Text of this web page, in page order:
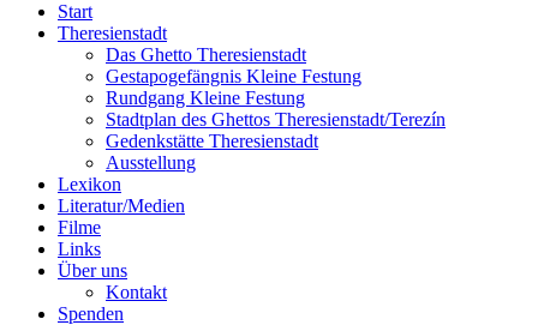
Start
Theresienstadt
Das Ghetto Theresienstadt
Gestapogefängnis Kleine Festung
Rundgang Kleine Festung
Stadtplan des Ghettos Theresienstadt/Terezín
Gedenkstätte Theresienstadt
Ausstellung
Lexikon
Literatur/Medien
Filme
Links
Über uns
Kontakt
Spenden